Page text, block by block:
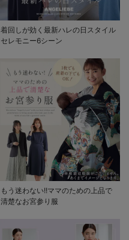
着回しが効く最新ハレの日スタイル
セレモニー6シーン
もう迷わない!!ママのための上品で
清楚なお宮参り服